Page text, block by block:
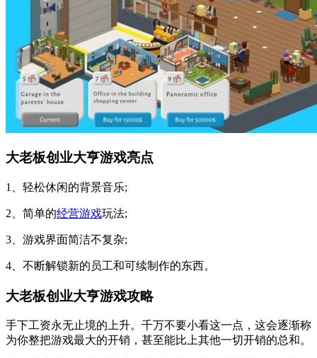
大老板创业大亨游戏亮点
1、轻松休闲的背景音乐;
2、简单的经营游戏玩法;
3、游戏界面简洁不复杂;
4、不断解锁新的员工和可续制作的东西。
大老板创业大亨游戏攻略
手下工资永无止境的上升。千万不要小看这一点，这会逐渐称
为你整把游戏最大的开销，甚至能比上其他一切开销的总和。